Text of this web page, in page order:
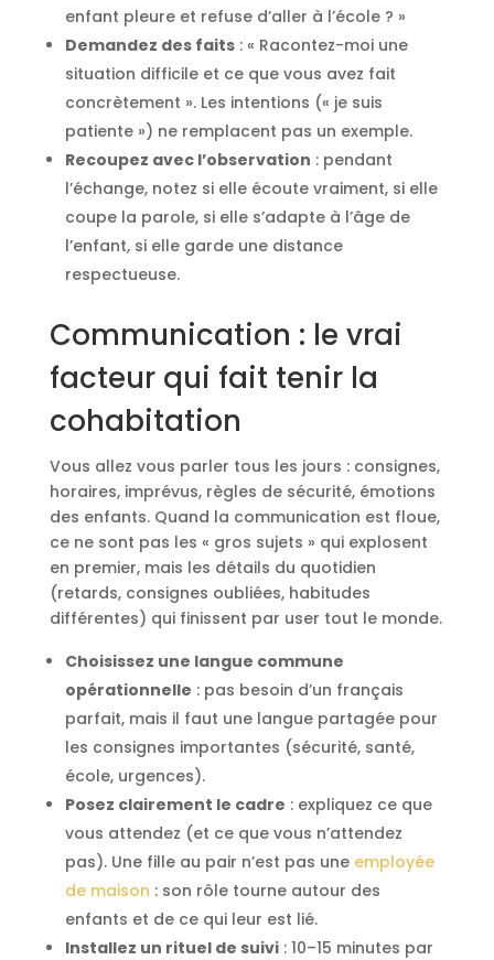
enfant pleure et refuse d’aller à l’école ? »
Demandez des faits: « Racontez-moi une
situation difficile et ce que vous avez fait
concrètement ». Les intentions (« je suis
patiente ») ne remplacent pas un exemple.
Recoupez avec l’observation : pendant
l’échange, notez si elle écoute vraiment, si elle
coupe la parole, si elle s’adapte à l’âge de
l’enfant, si elle garde une distance
respectueuse.
Communication : le vrai
facteur qui fait tenir la
cohabitation
Vous allez vous parler tous les jours : consignes,
horaires, imprévus, règles de sécurité, émotions
des enfants. Quand la communication est floue,
ce ne sont pas les « gros sujets » qui explosent
en premier, mais les détails du quotidien
(retards, consignes oubliées, habitudes
différentes) qui finissent par user tout le monde.
Choisissez une langue commune
opérationnelle : pas besoin d’un français
parfait, mais il faut une langue partagée pour
les consignes importantes (sécurité, santé,
école, urgences).
Posez clairement le cadre : expliquez ce que
vous attendez (et ce que vous n’attendez
pas). Une fille au pair n’est pas une employée
de maison : son rôle tourne autour des
enfants et de ce qui leur est lié.
Installez un rituel de suivi: 10–15 minutes par